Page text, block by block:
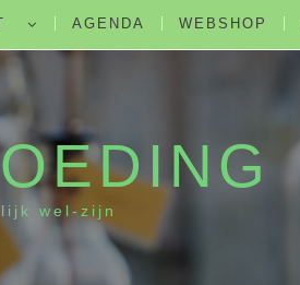
AGENDA WEBSHOP
wel-zijn